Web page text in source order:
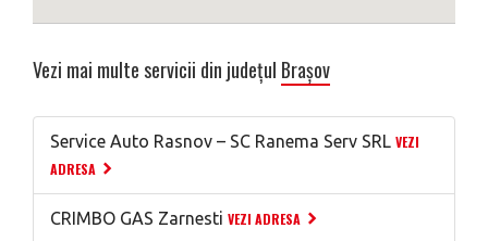
Vezi mai multe servicii din județul Brașov
Service Auto Rasnov – SC Ranema Serv SRL VEZI
ADRESA
CRIMBO GAS Zarnesti VEZI ADRESA